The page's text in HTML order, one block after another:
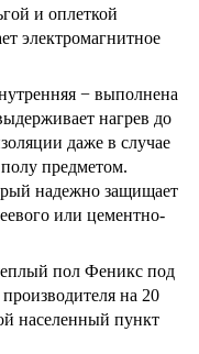
и оплеткой
электромагнитное
− выполнена
нагрев до
даже в случае
предметом.
надежно защищает
или цементно-
пол Феникс под
на 20
населенный пункт